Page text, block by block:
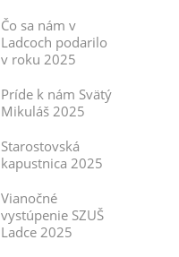
Čo sa nám v
Ladcoch podarilo
v roku 2025
Príde k nám Svätý
Mikuláš 2025
Starostovská
kapustnica 2025
Vianočné
vystúpenie SZUŠ
Ladce 2025